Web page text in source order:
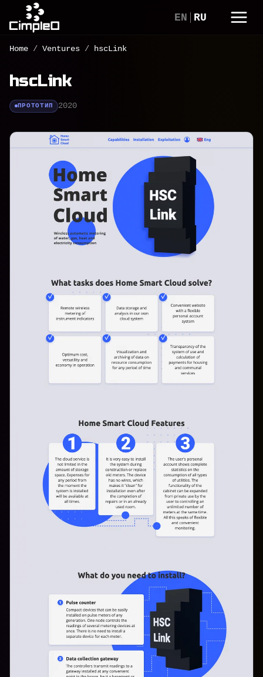
EN RU
Home / Ventures / hscLink
hscLink
ПРОТОТИП 2020